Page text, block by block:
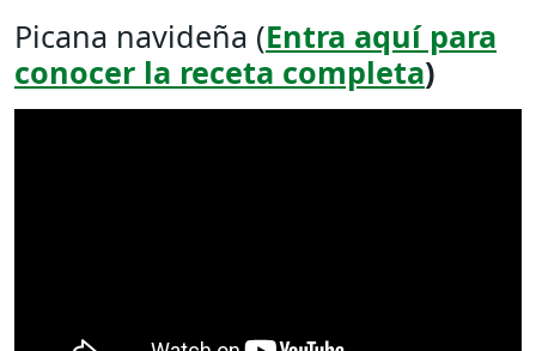
Picana navideña (Entra aquí para
conocer la receta completa)